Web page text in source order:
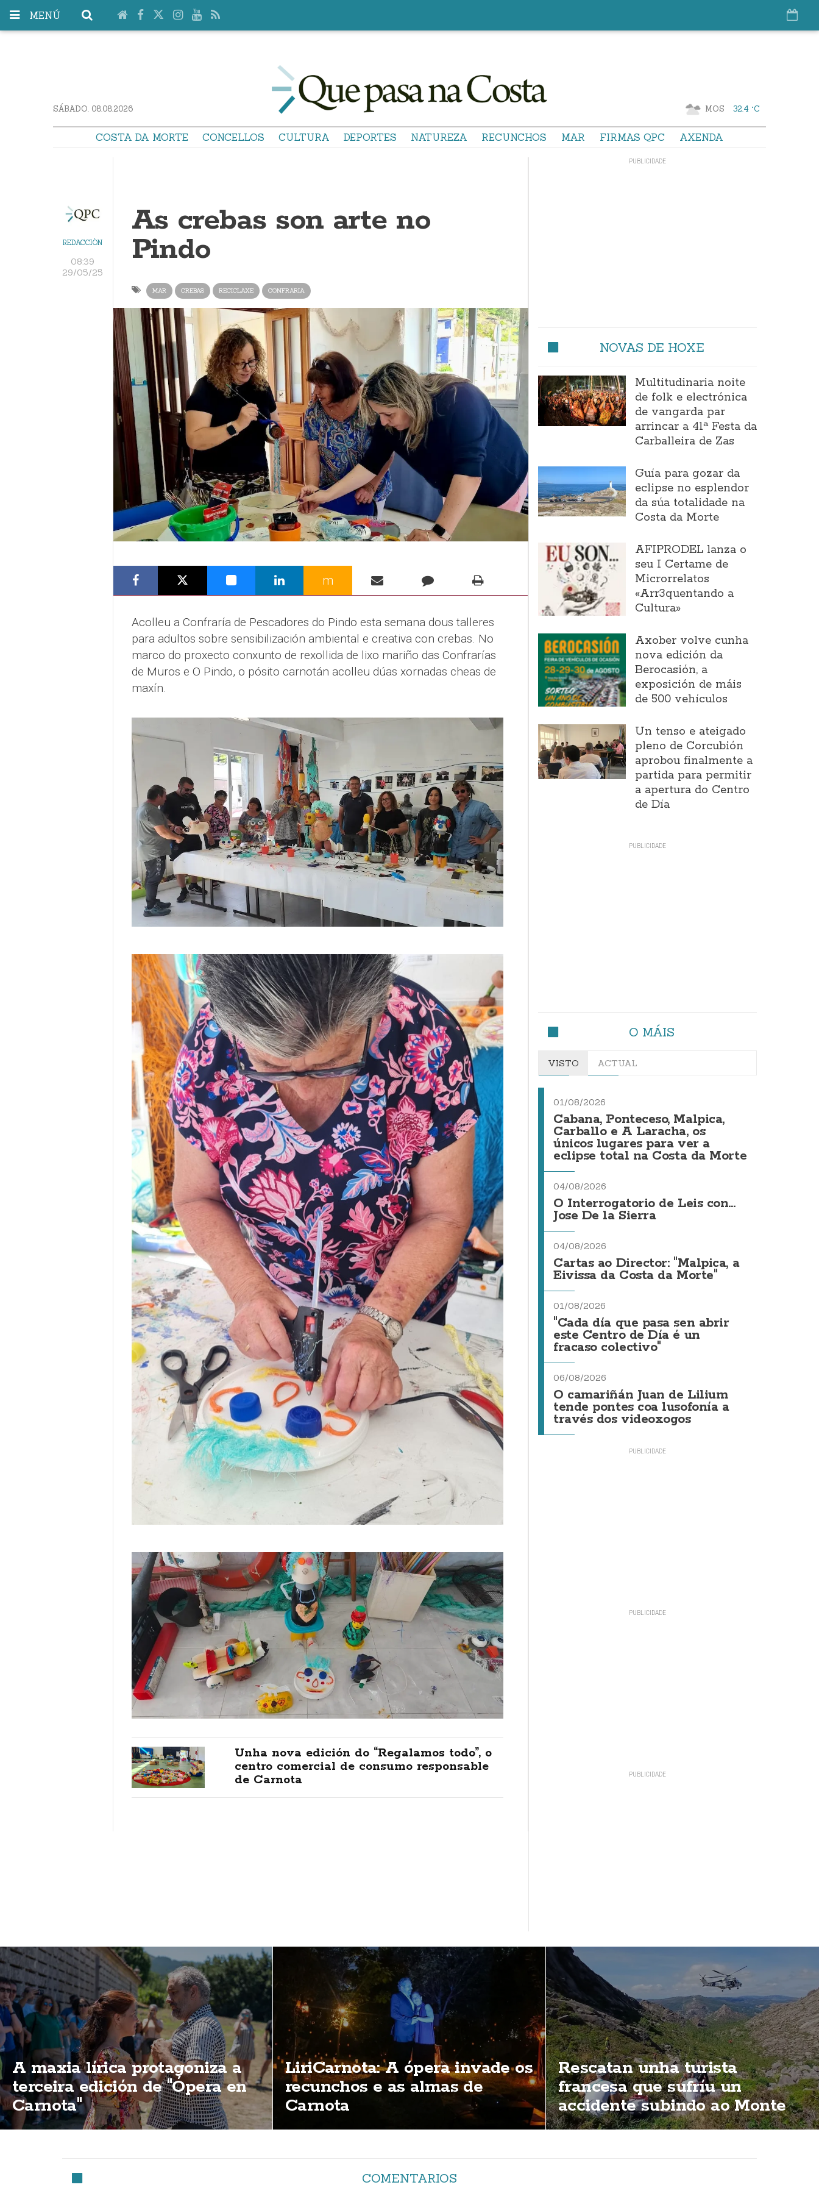
MENÚ
SÁBADO. 08.08.2026 MOS 32.4 °C
COSTA DA MORTE CONCELLOS CULTURA DEPORTES NATUREZA RECUNCHOS MAR FIRMAS QPC AXENDA
REDACCIÓN
08:39
29/05/25
As crebas son arte no
Pindo
MAR CREBAS RECICLAXE CONFRARIA
m
Acolleu a Confraría de Pescadores do Pindo esta semana dous talleres
para adultos sobre sensibilización ambiental e creativa con crebas. No
marco do proxecto conxunto de rexollida de lixo mariño das Confrarías
de Muros e O Pindo, o pósito carnotán acolleu dúas xornadas cheas de
maxín.
Unha nova edición do “Regalamos todo”, o
centro comercial de consumo responsable
de Carnota
NOVAS DE HOXE
Multitudinaria noite
de folk e electrónica
de vangarda par
arrincar a 41ª Festa da
Carballeira de Zas
Guía para gozar da
eclipse no esplendor
da súa totalidade na
Costa da Morte
AFIPRODEL lanza o
seu I Certame de
Microrrelatos
«Arr3quentando a
Cultura»
Axober volve cunha
nova edición da
Berocasión, a
exposición de máis
de 500 vehículos
Un tenso e ateigado
pleno de Corcubión
aprobou finalmente a
partida para permitir
a apertura do Centro
de Día
O MÁIS
VISTO ACTUAL
01/08/2026
Cabana, Ponteceso, Malpica,
Carballo e A Laracha, os
únicos lugares para ver a
eclipse total na Costa da Morte
04/08/2026
O Interrogatorio de Leis con...
Jose De la Sierra
04/08/2026
Cartas ao Director: "Malpica, a
Eivissa da Costa da Morte"
01/08/2026
"Cada día que pasa sen abrir
este Centro de Día é un
fracaso colectivo"
06/08/2026
O camariñán Juan de Lilium
tende pontes coa lusofonía a
través dos videoxogos
A maxia lírica protagoniza a
terceira edición de "Ópera en
Carnota"
LiriCarnota: A ópera invade os
recunchos e as almas de
Carnota
Rescatan unha turista
francesa que sufríu un
accidente subindo ao Monte
Pindo
COMENTARIOS